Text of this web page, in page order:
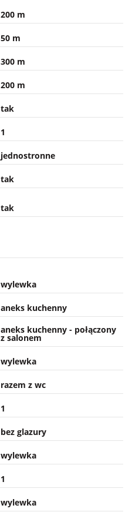
200 m
50 m
300 m
200 m
tak
1
jednostronne
tak
tak
wylewka
aneks kuchenny
aneks kuchenny - połączony
z salonem
wylewka
razem z wc
1
bez glazury
wylewka
1
wylewka